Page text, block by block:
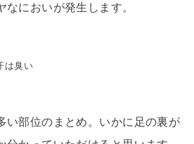
においが発生します。
は臭い
い部位のまとめ。いかに足の裏が